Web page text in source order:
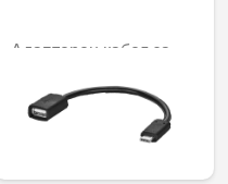
Адаптерен кабел за
27,54 € / 53,86 лв.